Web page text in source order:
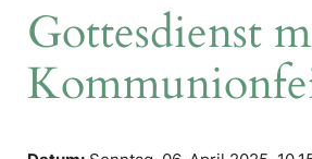
Gottesdienst